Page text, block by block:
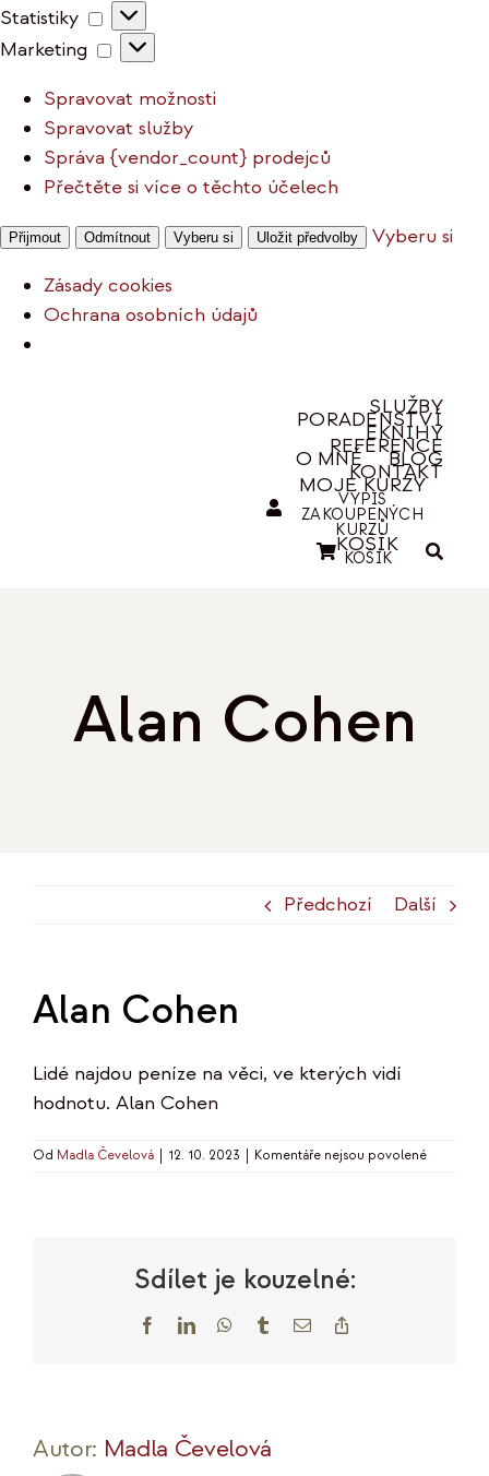
Statistiky
Statistiky
Marketing
Marketing
Spravovat možnosti
Spravovat služby
Správa {vendor_count} prodejců
Přečtěte si více o těchto účelech
Přijmout Odmítnout Vyberu si Uložit předvolby
Vyberu si
Zásady cookies
Ochrana osobních údajů
SLUŽBY
PORADENSTVÍ
EKNIHY
REFERENCE
O MNĚ BLOG
KONTAKT
MOJE KURZY
VÝPIS
ZAKOUPENÝCH
KURZŮ
KOŠÍK
KOŠÍK
Alan Cohen
Předchozí Další
Alan Cohen
Lidé najdou peníze na věci, ve kterých vidí
hodnotu. Alan Cohen
Od Madla Čevelová 12. 10. 2023 Komentáře nejsou povolenéu
Sdílet je kouzelné:
FacebookLinkedInWhatsApp
TumblrE-
Autor: Madla Čevelová